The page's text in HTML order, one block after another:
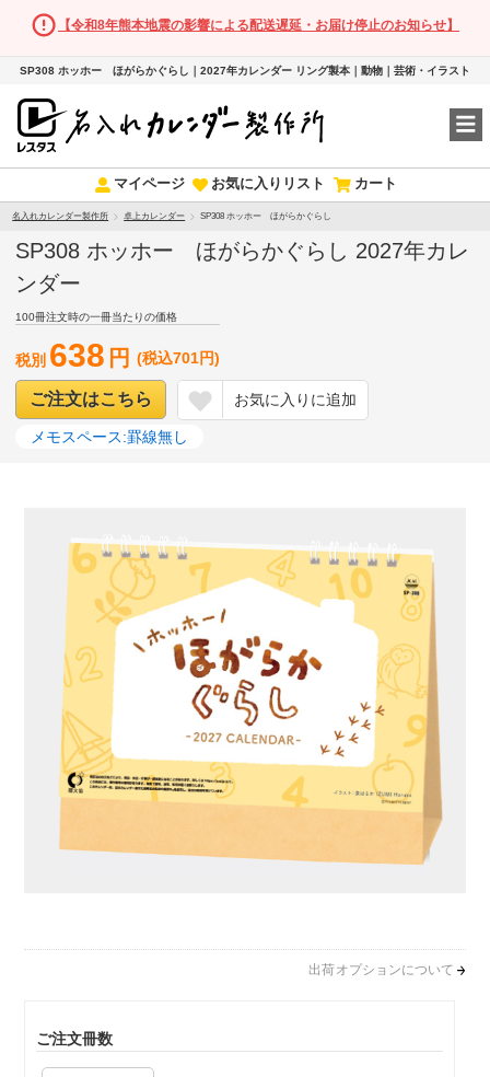
【令和8年熊本地震の影響による配送遅延・お届け停止のお知らせ】
SP308 ホッホー ほがらかぐらし｜2027年カレンダー リング製本｜動物｜芸術・イラスト
マイページ お気に入りリスト カート
名入れカレンダー製作所 卓上カレンダー SP308 ホッホー ほがらかぐらし
SP308 ホッホー ほがらかぐらし 2027年カレ
ンダー
100冊注文時の一冊当たりの価格
税別 638 円 (税込701円)
ご注文はこちら お気に入りに追加
メモスペース:罫線無し
出荷オプションについて
ご注文冊数